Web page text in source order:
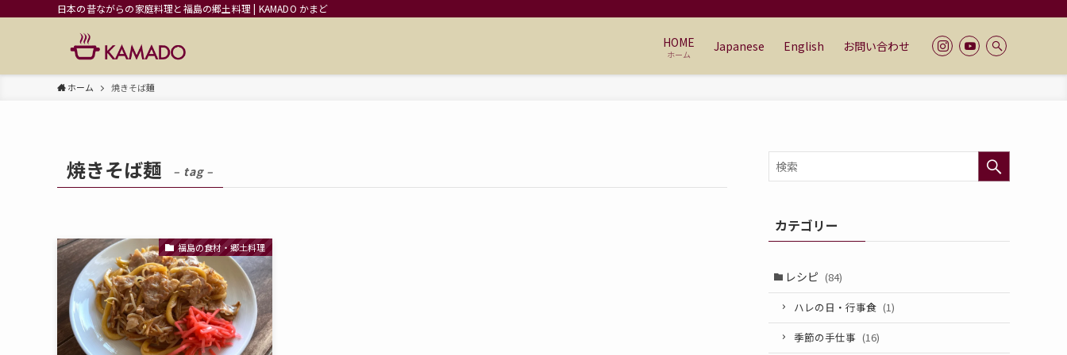
日本の昔ながらの家庭料理と福島の郷土料理 | KAMADO かまど
HOME
ホーム
Japanese English お問い合わせ
ホーム 焼きそば麺
焼きそば麺 – tag –
福島の食材・郷土料理
カテゴリー
レシピ (84)
ハレの日・行事食 (1)
季節の手仕事 (16)